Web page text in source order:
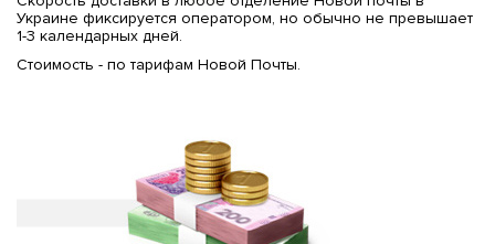
Украине фиксируется оператором, но обычно не превышает
1-3 календарных дней.
Стоимость - по тарифам Новой Почты.